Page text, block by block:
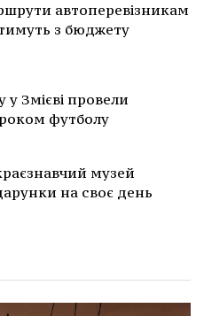
автоперевізникам
з бюджету
у Змієві провели
футболу
музей
на своє день